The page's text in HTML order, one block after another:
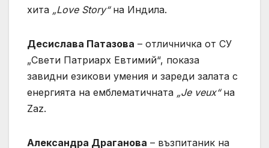
хитa „Love Story“на Индила.
Десислава Патазова – отличничка от СУ
„Свети Патриарх Евтимий“, показа
завидни езикови умения и зареди залата с
енергията на емблематичната „Je veux“на
Zaz.
Александра Драганова – възпитаник на